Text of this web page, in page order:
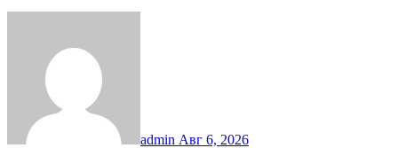
admin Авг 6, 2026